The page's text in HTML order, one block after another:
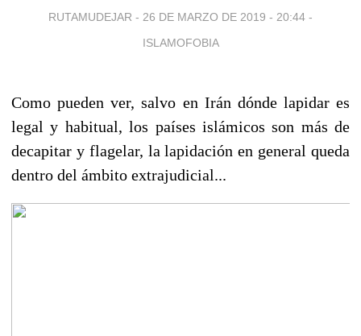
RUTAMUDEJAR - 26 DE MARZO DE 2019 - 20:44 -
ISLAMOFOBIA
Como pueden ver, salvo en Irán dónde lapidar es
legal y habitual, los países islámicos son más de
decapitar y flagelar, la lapidación en general queda
dentro del ámbito extrajudicial...